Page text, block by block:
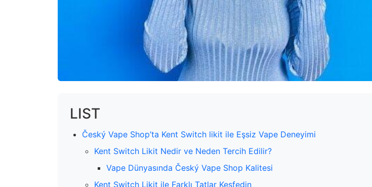
LIST
Český Vape Shop’ta Kent Switch likit ile Eşsiz Vape Deneyimi
Kent Switch Likit Nedir ve Neden Tercih Edilir?
Vape Dünyasında Český Vape Shop Kalitesi
Kent Switch Likit ile Farklı Tatlar Keşfedin